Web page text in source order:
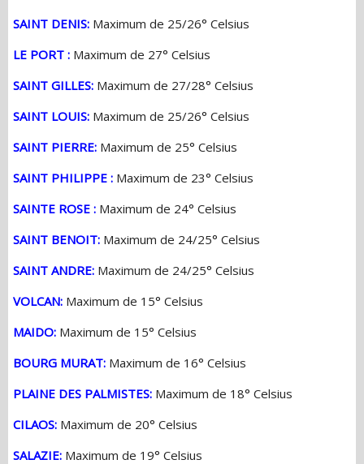
SAINT DENIS: Maximum de 25/26° Celsius
LE PORT : Maximum de 27° Celsius
SAINT GILLES: Maximum de 27/28° Celsius
SAINT LOUIS: Maximum de 25/26° Celsius
SAINT PIERRE: Maximum de 25° Celsius
SAINT PHILIPPE : Maximum de 23° Celsius
SAINTE ROSE : Maximum de 24° Celsius
SAINT BENOIT: Maximum de 24/25° Celsius
SAINT ANDRE: Maximum de 24/25° Celsius
VOLCAN: Maximum de 15° Celsius
MAIDO: Maximum de 15° Celsius
BOURG MURAT: Maximum de 16° Celsius
PLAINE DES PALMISTES: Maximum de 18° Celsius
CILAOS: Maximum de 20° Celsius
SALAZIE: Maximum de 19° Celsius